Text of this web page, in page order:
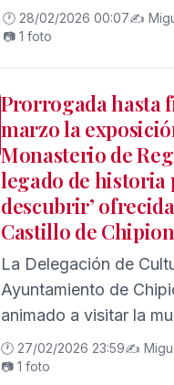
humano para festejar
comunidad con todos
andaluces y
Andalucía y el Mundo.
conducirán una gala
homenaje a las
todos los héroes de
el elenco de artistas,
con las voces de
María José Llergo,
Granaíno, Argentina,
y La comparsa “Los
Carpinteros”, entre
🕐 28/02/2026 00:07✍️
📷 1 foto
Prorrogada hasta
marzo la
Monasterio de
legado de historia
descubrir’
Castillo de
La Delegación de
Ayuntamiento de
animado a visitar la
Monasterio de Regla.
🕐 27/02/2026 23:59✍️
📷 1 foto